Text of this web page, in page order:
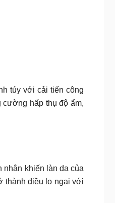
túy với cải tiến công
hấp thụ độ ẩm,
nhân khiến làn da của
thành điều lo ngại với